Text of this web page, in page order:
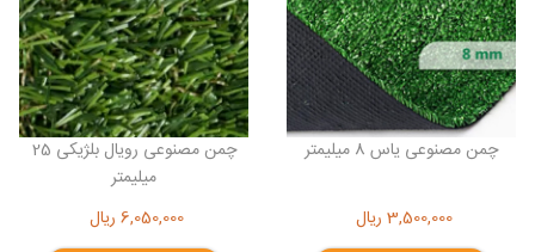
چمن مصنوعی یاس 8 میلیمتر
3,500,000 ریال
چمن مصنوعی رویال بلژیکی 25
میلیمتر
6,050,000 ریال